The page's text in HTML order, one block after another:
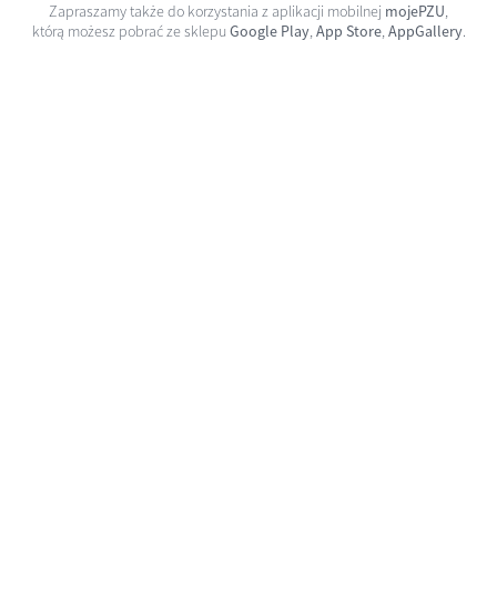
Zapraszamy także do korzystania z aplikacji mobilnej mojePZU,
którą możesz pobrać ze sklepu Google Play,App Store,AppGallery.